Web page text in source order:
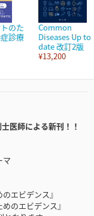
のた
診療
Common
Diseases Up to
date 改訂2版
¥13,200
医師による新刊！！
マ
エビデンス』
のエビデンス』